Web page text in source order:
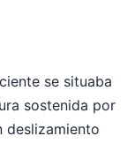
se situaba
sostenida por
deslizamiento